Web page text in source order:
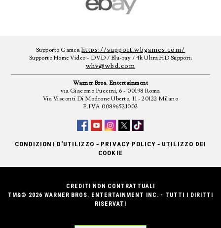
Supporto Games:https://support.wbgames.com/
Supporto Home Video - DVD / Blu-ray / 4k Ultra HD Support:
whv@wbd.com
Warner Bros. Entertainment
via Giacomo Puccini, 6 - 00198 Roma
Via Visconti Di Modrone Uberto, 11 - 20122 Milano
P.IVA 00896521002
CONDIZIONI D'UTILIZZO - PRIVACY POLICY - UTILIZZO DEI
COOKIE
CREDITI NON CONTRATTUALI
TM&© 2026 WARNER BROS. ENTERTAINMENT INC. - TUTTI I DIRITTI
RISERVATI